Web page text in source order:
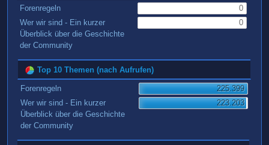
Forenregeln
0
Wer wir sind - Ein kurzer
Überblick über die Geschichte
der Community
0
Top 10 Themen (nach Aufrufen)
Forenregeln
225.399
Wer wir sind - Ein kurzer
Überblick über die Geschichte
der Community
223.203